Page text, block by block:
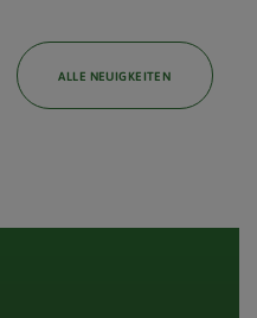
ALLE NEUIGKEITEN